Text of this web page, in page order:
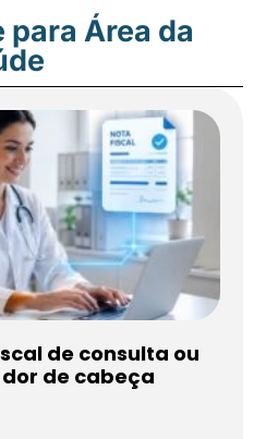
Área da
de consulta ou
de cabeça